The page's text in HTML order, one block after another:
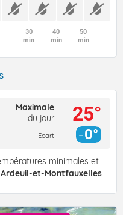
30
min
40
min
50
min
Maximale
du jour
Ecart
25°
0°
minimales et
Ardeuil-et-Montfauxelles